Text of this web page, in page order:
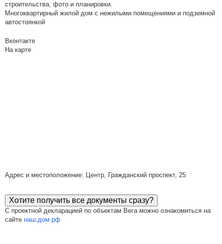
строительства, фото и планировки.
Многоквартирный жилой дом с нежилыми помещениями и подземной
автостоянкой
Вконтакте
На карте
Адрес и местоположение: Центр, Гражданский проспект, 25
Хотите получить все документы сразу?
С проектной декларацией по объектам Вега можно ознакомиться на
сайте наш.дом.рф